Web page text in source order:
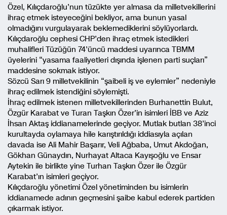
Özel, Kılıçdaroğlu’nun tüzükte yer almasa da milletvekillerini
ihraç etmek isteyeceğini bekliyor, ama bunun yasal
olmadığını vurgulayarak beklemediklerini söylüyorlardı.
Kılıçdaroğlu cephesi CHP’den ihraç etmek istedikleri
muhalifleri Tüzüğün 74’üncü maddesi uyarınca TBMM
üyelerini “yasama faaliyetleri dışında işlenen parti suçları”
maddesine sokmak istiyor.
Sözcü Sarı 9 milletvekilinin “şaibeli iş ve eylemler” nedeniyle
ihraç edilmek istendiğini söylemişti.
İhraç edilmek istenen milletvekillerinden Burhanettin Bulut,
Özgür Karabat ve Turan Taşkın Özer’in isimleri İBB ve Aziz
İhsan Aktaş iddianamelerinde geçiyor. Mutlak butlan 38’inci
kurultayda oylamaya hile karıştırıldığı iddiasıyla açılan
davada ise Ali Mahir Başarır, Veli Ağbaba, Umut Akdoğan,
Gökhan Günaydın, Nurhayat Altaca Kayışoğlu ve Ensar
Aytekin ile birlikte yine Turhan Taşkın Özer ile Özgür
Karabat’ın isimleri geçiyor.
Kılıçdaroğlu yönetimi Özel yönetiminden bu isimlerin
iddianamede adının geçmesini şaibe kabul ederek partiden
çıkarmak istiyor.